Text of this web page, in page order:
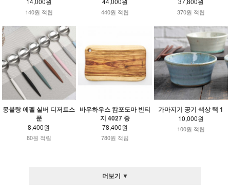
140원 적립 440원 적립 370원 적립
몽블랑 에펠 실버 디저트스
푼
8,400원
80원 적립
바우하우스 캄포도마 빈티
지 4027 중
78,400원
780원 적립
가마지기 공기 색상 택 1
10,000원
100원 적립
더보기 ▼